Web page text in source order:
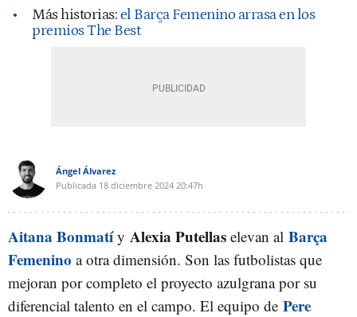
Más historias:el Barça Femenino arrasa en los
premios The Best
Ángel Álvarez
Publicada 18 diciembre 2024 20:47h
Aitana Bonmatíy Alexia Putellas elevan al Barça
Femenino a otra dimensión. Son las futbolistas que
mejoran por completo el proyecto azulgrana por su
diferencial talento en el campo. El equipo de Pere